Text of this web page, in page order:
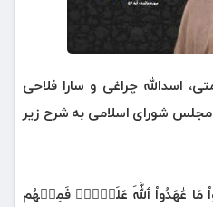
اسدالله چراغی و سارا فلاحی
مجلس شورای اسلامی به شرح زیر
عَٰهَدُواْ ٱللَّهَ عَلَیۡهِۖ فَمِنۡهُم